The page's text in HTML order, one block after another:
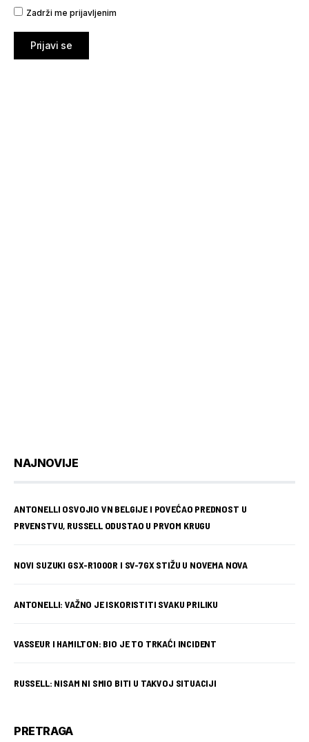
Zadrži me prijavljenim
Prijavi se
NAJNOVIJE
ANTONELLI OSVOJIO VN BELGIJE I POVEĆAO PREDNOST U
PRVENSTVU, RUSSELL ODUSTAO U PRVOM KRUGU
NOVI SUZUKI GSX-R1000R I SV-7GX STIŽU U NOVEMA NOVA
ANTONELLI: VAŽNO JE ISKORISTITI SVAKU PRILIKU
VASSEUR I HAMILTON: BIO JE TO TRKAĆI INCIDENT
RUSSELL: NISAM NI SMIO BITI U TAKVOJ SITUACIJI
PRETRAGA